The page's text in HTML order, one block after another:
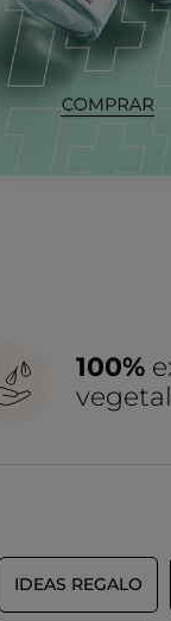
100%
IDEAS REGALO